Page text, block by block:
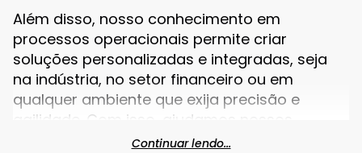
Além disso, nosso conhecimento em
processos operacionais permite criar
soluções personalizadas e integradas, seja
na indústria, no setor financeiro ou em
qualquer ambiente que exija precisão e
agilidade. Com isso, ajudamos nossos
clientes a transformar suas operações em
Continuar lendo...